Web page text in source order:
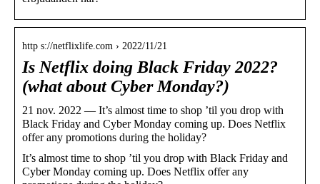
http s://netflixlife.com › 2022/11/21
Is Netflix doing Black Friday 2022?
(what about Cyber Monday?)
21 nov. 2022 — It’s almost time to shop ’til you drop with
Black Friday and Cyber Monday coming up. Does Netflix
offer any promotions during the holiday?
It’s almost time to shop ’til you drop with Black Friday and
Cyber Monday coming up. Does Netflix offer any